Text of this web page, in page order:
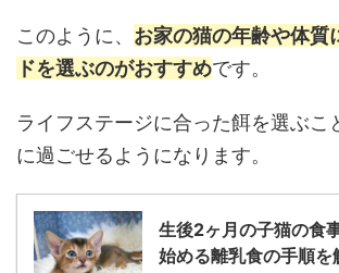
このように、 お家の猫の年齢や体質
ドを選ぶのがおすすめです。
ライフステージに合った餌を選ぶこ
に過ごせるようになります。
生後2ヶ月の子猫の食
始める離乳食の手順を